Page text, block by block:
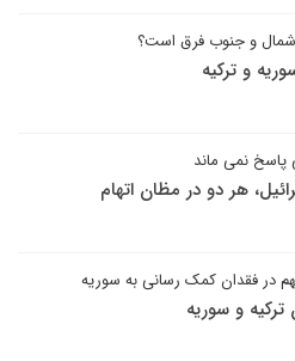
شمال و جنوب فرق است؟
و ترکیه
نمی ماند
هر دو در مظان اتهام
در فقدان کمک رسانی به سوریه
و سوریه